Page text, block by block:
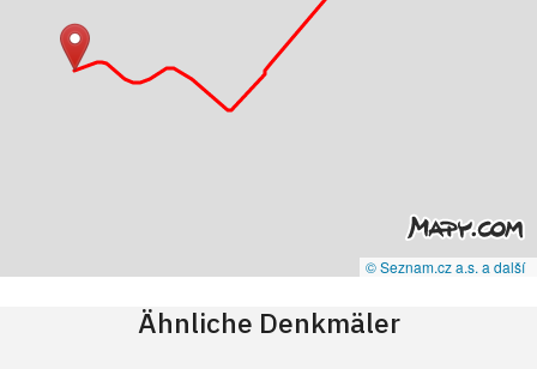
© Seznam.cz a.s. a další
Ähnliche Denkmäler